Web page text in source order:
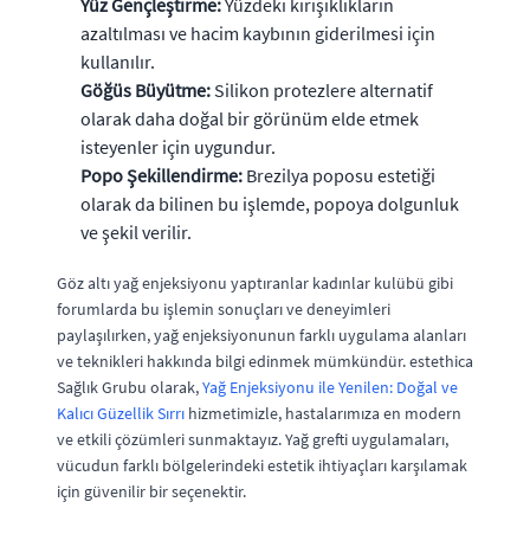
Yüz Gençleştirme:Yüzdeki kırışıklıkların
azaltılması ve hacim kaybının giderilmesi için
kullanılır.
Göğüs Büyütme: Silikon protezlere alternatif
olarak daha doğal bir görünüm elde etmek
isteyenler için uygundur.
Popo Şekillendirme: Brezilya poposu estetiği
olarak da bilinen bu işlemde, popoya dolgunluk
ve şekil verilir.
Göz altı yağ enjeksiyonu yaptıranlar kadınlar kulübü gibi
forumlarda bu işlemin sonuçları ve deneyimleri
paylaşılırken, yağ enjeksiyonunun farklı uygulama alanları
ve teknikleri hakkında bilgi edinmek mümkündür. estethica
Sağlık Grubu olarak,Yağ Enjeksiyonu ile Yenilen: Doğal ve
Kalıcı Güzellik Sırrı hizmetimizle, hastalarımıza en modern
ve etkili çözümleri sunmaktayız. Yağ grefti uygulamaları,
vücudun farklı bölgelerindeki estetik ihtiyaçları karşılamak
için güvenilir bir seçenektir.